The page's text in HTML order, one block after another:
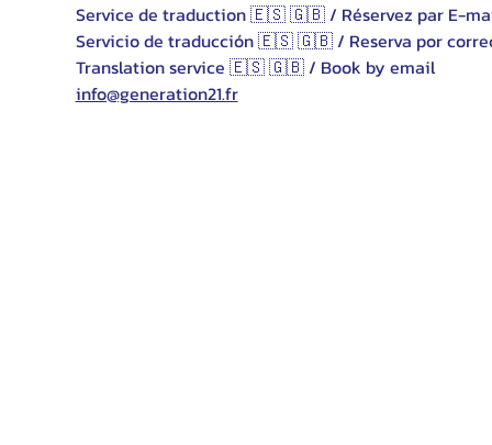
Service de traduction 🇪🇸 🇬🇧 / Réservez par E-
Servicio de traducción 🇪🇸 🇬🇧 / Reserva por
Translation service 🇪🇸 🇬🇧 / Book by email
info@generation21.fr